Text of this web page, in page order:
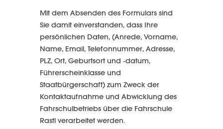
Mit dem Absenden des Formulars sind
Sie damit einverstanden, dass Ihre
persönlichen Daten, (Anrede, Vorname,
Name, Email, Telefonnummer, Adresse,
PLZ, Ort, Geburtsort und -datum,
Führerscheinklasse und
Staatbürgerschaft) zum Zweck der
Kontaktaufnahme und Abwicklung des
Fahrschulbetriebs über die Fahrschule
Rastl verarbeitet werden.